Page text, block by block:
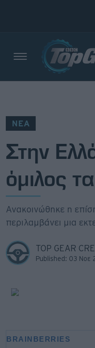
ΝΕΑ
Στην
όμιλος
Ανακοινώθηκε η
περιλαμβάνει μια
TOP GEAR
Published: 03 Νοε
Electric
Motorsport
Άποψη
Viral
Big Reads
Retro
Gaming